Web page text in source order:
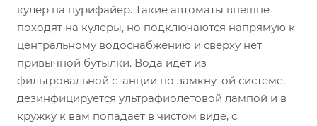
кулер на пурифайер. Такие автоматы внешне
походят на кулеры, но подключаются напрямую к
центральному водоснабжению и сверху нет
привычной бутылки. Вода идет из
фильтровальной станции по замкнутой системе,
дезинфицируется ультрафиолетовой лампой и в
кружку к вам попадает в чистом виде, с